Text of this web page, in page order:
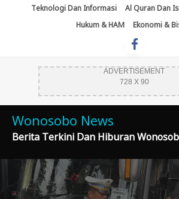
Teknologi Dan Informasi Al Quran Dan
Hukum & HAM
Ekonomi &
ADVERTISEMENT
728 X 90
Wonosobo News
Berita Terkini Dan Hiburan